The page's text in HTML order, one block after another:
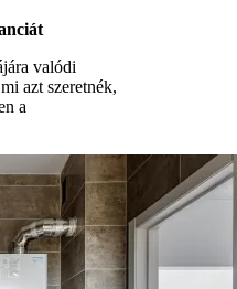
valódi
azt szeretnék,
a